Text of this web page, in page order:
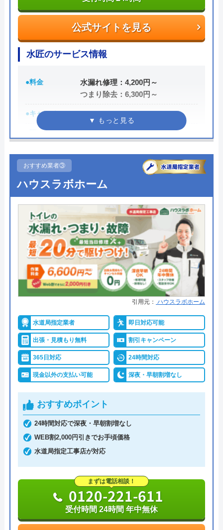
何でも相談できます。
電話で「ホームページを見た」と伝えるだけで3,000
円割引なので、相談する際は電話で相談し、忘れず
ちなみに、依頼せずとも見積もりにはお金はかから
業者の一つです。
イースマイルの詳細ページはこちら
公式サイトを見る
まずは電話相談！
0120-091-026
受付時間 24時間
イースマイルの基本情報
運営会社 株式会社イースマイル
代表者 島村禮孝
1992年6月1日創立
所在地
大阪府大阪市中央区瓦屋町3丁目7-3 イ
ースマイルビル
対応エリア 39都道府県
対応エリア詳
細
宇城市のトイレ詰まり・水漏れ修理は
町の水道屋イースマイル｜水道局指定
店
イースマイルのクチコミ on
※クチコミの内容について
りえP
公式サイトを見る
水匠のサービス情報
●料金
水漏れ修理：4,200円～
つまり除去：6,300円～
●キャンペーン ―
●駆けつけ時間 ―
●受付時間 24時間
●定休日
●出張見積もり ―
●支払い方法
●累計実績 ―
●保証・保険 ―
詳細は公式HPでご確認ください
水匠がおすすめの理由
熊本市の水匠（すいしょう）は、熊本県内の水回り
のトラブルに年中無休で24時間対応しています。水
のトラブルは突然発生することがありますが、水匠
は夜間や緊急時も駆けつけてくれるので安心です。
ないと除去できないつまりまで対応していて、料金
は6,300円～です。水漏れ修理は4,200円～、タンク
内部品交換は5,250円～となっています。
熊本県内全域の対応可能ですが、熊本市内であれば
0120-00-8619
受付時間 24時間
おすすめ業者③
ハウスラボホーム
引用元： ハウスラボホーム
水道局指定業者 即日対応可能
出張・見積もり無料 割引キャンペーン
365日対応 24時間対応
現金以外の支払い可能 深夜・早朝割増なし
おすすめポイント
24時間対応で深夜・早朝割増なし
WEB割2,000円引きでお手頃価格
水道局指定工事店が対応
まずは電話相談！
0120-221-611
受付時間 24時間 年中無休